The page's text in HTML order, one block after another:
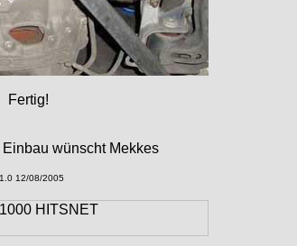
Fertig!
wünscht Mekkes
12/08/2005